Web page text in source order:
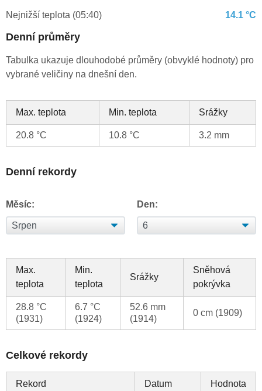
Nejnižší teplota (05:40) 14.1 °C
Denní průměry
Tabulka ukazuje dlouhodobé průměry (obvyklé hodnoty) pro
vybrané veličiny na dnešní den.
Max. teplota Min. teplota Srážky
20.8 °C 10.8 °C 3.2 mm
Denní rekordy
Měsíc: Den:
Max.
teplota
Min.
teplota
Srážky
Sněhová
pokrývka
28.8 °C
(1931)
6.7 °C
(1924)
52.6 mm
(1914)
0 cm (1909)
Celkové rekordy
Rekord Datum Hodnota